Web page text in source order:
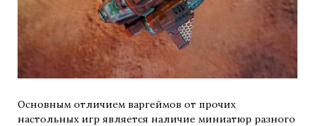
Основным отличием варгеймов от прочих
настольных игр является наличие миниатюр разного